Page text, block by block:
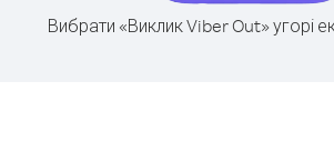
Вибрати «Виклик Viber Out» угорі